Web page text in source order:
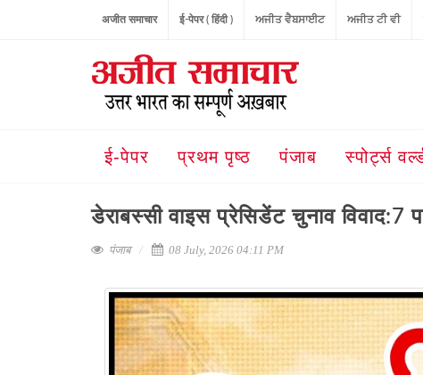
अजीत समाचार ई-पेपर ( हिंदी ) ਅਜੀਤ ਵੈਬਸਾਈਟ ਅਜੀਤ ਟੀ ਵੀ
ई-पेपर प्रथम पृष्ठ पंजाब स्पोर्ट्स
डेराबस्सी वाइस प्रेसिडेंट चुनाव विवाद:7
पंजाब 08 July, 2026 04:11 PM